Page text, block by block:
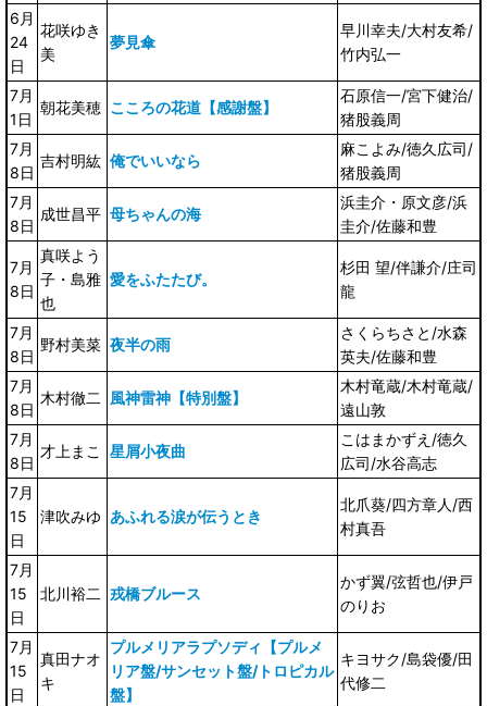
6月
24
日
花咲ゆき
美
夢見傘
早川幸夫/大村友希/
竹内弘一
7月
1日
朝花美穂 こころの花道【感謝盤】
石原信一/宮下健治/
猪股義周
7月
8日
吉村明紘 俺でいいなら
麻こよみ/徳久広司/
猪股義周
7月
8日
成世昌平 母ちゃんの海
浜圭介・原文彦/浜
圭介/佐藤和豊
7月
8日
真咲よう
子・島雅
也
愛をふたたび。
杉田 望/伴謙介/庄司
龍
7月
8日
野村美菜 夜半の雨
さくらちさと/水森
英夫/佐藤和豊
7月
8日
木村徹二 風神雷神【特別盤】
木村竜蔵/木村竜蔵/
遠山敦
7月
8日
才上まこ 星屑小夜曲
こはまかずえ/徳久
広司/水谷高志
7月
15
日
津吹みゆ あふれる涙が伝うとき
北爪葵/四方章人/西
村真吾
7月
15
日
北川裕二 戎橋ブルース
かず翼/弦哲也/伊戸
のりお
7月
15
日
真田ナオ
キ
プルメリアラプソディ【プルメ
リア盤/サンセット盤/トロピカル
盤】
キヨサク/島袋優/田
代修二